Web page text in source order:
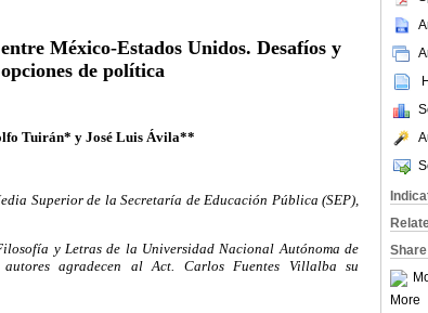
Share
More
México-Estados Unidos. Desafíos y
opciones de política
Tuirán* y José Luis Ávila**
Superior de la Secretaría de Educación Pública (SEP),
y Letras de la Universidad Nacional Autónoma de
agradecen al Act. Carlos Fuentes Villalba su